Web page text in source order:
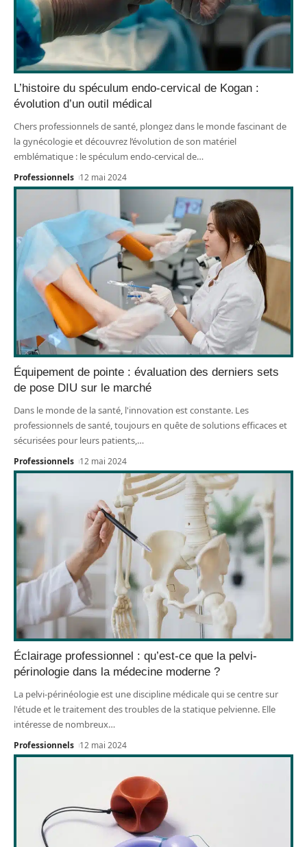
L’histoire du spéculum endo-cervical de Kogan :
évolution d’un outil médical
Chers professionnels de santé, plongez dans le monde fascinant de
la gynécologie et découvrez l’évolution de son matériel
emblématique : le spéculum endo-cervical de…
Professionnels 12 mai 2024
Équipement de pointe : évaluation des derniers sets
de pose DIU sur le marché
Dans le monde de la santé, l'innovation est constante. Les
professionnels de santé, toujours en quête de solutions efficaces et
sécurisées pour leurs patients,…
Professionnels 12 mai 2024
Éclairage professionnel : qu’est-ce que la pelvi-
périnologie dans la médecine moderne ?
La pelvi-périnéologie est une discipline médicale qui se centre sur
l'étude et le traitement des troubles de la statique pelvienne. Elle
intéresse de nombreux…
Professionnels 12 mai 2024